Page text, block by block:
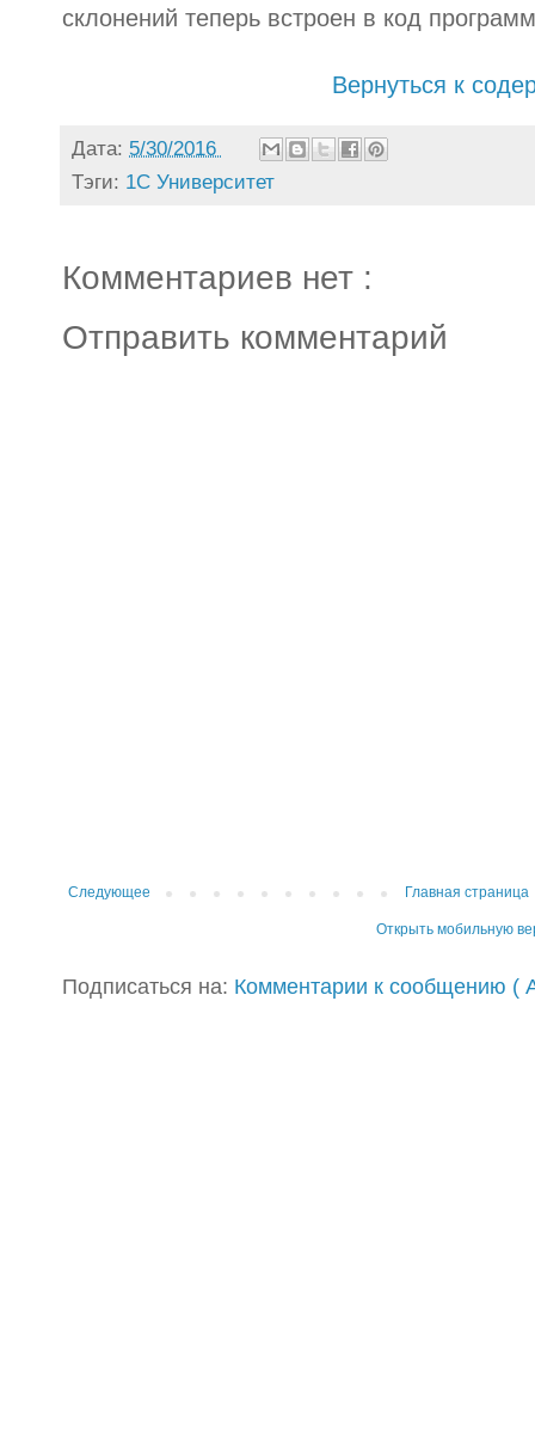
склонений теперь встроен в код
Вернуться к
Дата: 5/30/2016
Тэги: 1С Университет
Комментариев нет :
Отправить комментарий
Следующее Главная страница
Открыть мобильную
Подписаться на: Комментарии к сообщению (